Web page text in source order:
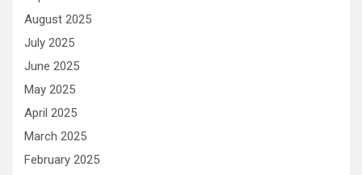
August 2025
July 2025
June 2025
May 2025
April 2025
March 2025
February 2025